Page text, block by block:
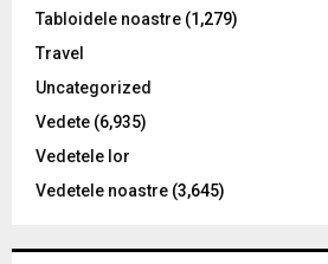
Tabloidele noastre (1,279)
Travel
Uncategorized
Vedete (6,935)
Vedetele lor
Vedetele noastre (3,645)